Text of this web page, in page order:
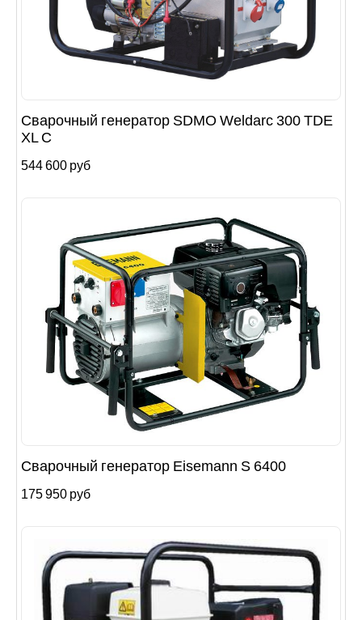
Сварочный генератор SDMO Weldarc 300 TDE
XL C
544 600 руб
Сварочный генератор Eisemann S 6400
175 950 руб